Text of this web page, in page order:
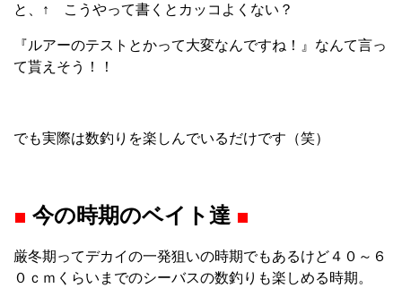
と、↑ こうやって書くとカッコよくない？
『ルアーのテストとかって大変なんですね！』なんて言っ
て貰えそう！！
でも実際は数釣りを楽しんでいるだけです（笑）
■ 今の時期のベイト達 ■
厳冬期ってデカイの一発狙いの時期でもあるけど４０～６
０ｃｍくらいまでのシーバスの数釣りも楽しめる時期。